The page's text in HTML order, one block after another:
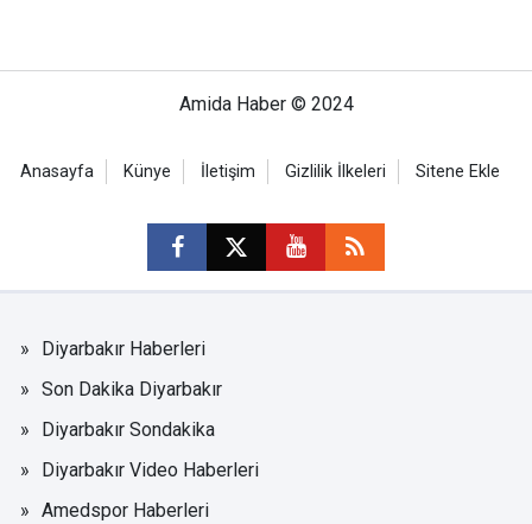
Amida Haber © 2024
Anasayfa Künye İletişim Gizlilik İlkeleri Sitene Ekle
Diyarbakır Haberleri
Son Dakika Diyarbakır
Diyarbakır Sondakika
Diyarbakır Video Haberleri
Amedspor Haberleri